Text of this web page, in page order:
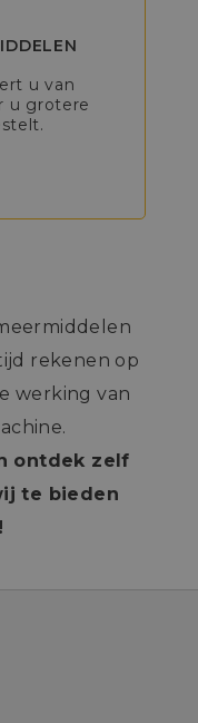
u van
u grotere
rekenen op
werking van
ontdek zelf
te bieden